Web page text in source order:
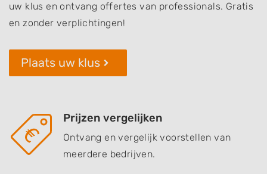
uw klus en ontvang offertes van professionals. Gratis
en zonder verplichtingen!
Plaats uw klus
Prijzen vergelijken
Ontvang en vergelijk voorstellen van
meerdere bedrijven.